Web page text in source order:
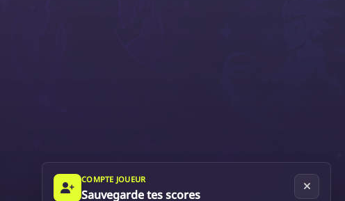
COMPTE JOUEUR
Sauvegarde tes scores